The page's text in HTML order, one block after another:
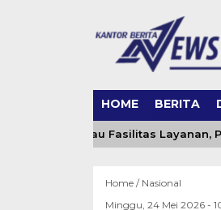
HOME BERITA
Tinjau Fasilitas Layanan,
Home / Nasional
Minggu, 24 Mei 2026 -